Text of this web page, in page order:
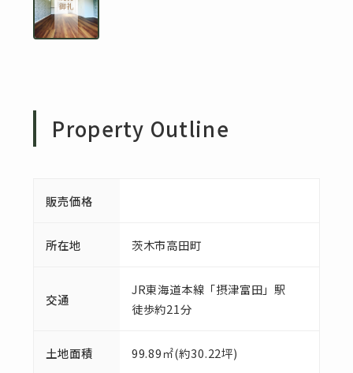
Property Outline
販売価格
所在地 茨木市高田町
交通
JR東海道本線「摂津富田」駅
徒歩約21分
土地面積 99.89㎡(約30.22坪)